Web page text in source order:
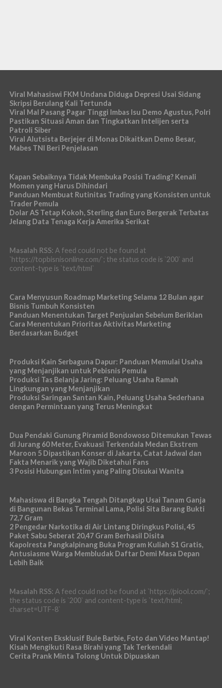
Viral Mahasiswi FKM Undana Diduga Depresi Usai Sidang
Skripsi Berulang Kali Tertunda
Viral Mal Pasang Pagar Tinggi Imbas Isu Demo Agustus, Polri
Pastikan Situasi Aman dan Tingkatkan Intelijen serta
Patroli Siber
Viral Alutsista Berjejer di Monas Dikaitkan Demo Besar,
Mabes TNI Beri Penjelasan
Kapan Sebaiknya Tidak Membuka Posisi Trading? Kenali
Momen yang Harus Dihindari
Panduan Membuat Rutinitas Trading yang Konsisten untuk
Trader Pemula
Dolar AS Tetap Kokoh, Sterling dan Euro Bergerak Terbatas
Jelang Data Tenaga Kerja Amerika Serikat
Masalah RSS: A feed could not be found at
`https://topbisnisonline.com/`; the status code is `200` and
content-type is `text/html`
Cara Menyusun Roadmap Marketing Selama 12 Bulan agar
Bisnis Tumbuh Konsisten
Panduan Menentukan Target Penjualan Sebelum Beriklan
Cara Menentukan Prioritas Aktivitas Marketing
Berdasarkan Budget
Produksi Kain Serbaguna Dapur: Panduan Memulai Usaha
yang Menjanjikan untuk Pebisnis Pemula
Produksi Tas Belanja Jaring: Peluang Usaha Ramah
Lingkungan yang Menjanjikan
Produksi Saringan Santan Kain, Peluang Usaha Sederhana
dengan Permintaan yang Terus Meningkat
Dua Pendaki Gunung Piramid Bondowoso Ditemukan Tewas
di Jurang 60 Meter, Evakuasi Terkendala Medan Ekstrem
Maroon 5 Dipastikan Konser di Jakarta, Catat Jadwal dan
Fakta Menarik yang Wajib Diketahui Fans
3 Posisi Hubungan Intim yang Paling Disukai Wanita
Mahasiswa di Bangka Tengah Ditangkap Usai Tanam Ganja
di Bangunan Bekas Terminal Lama, Polisi Sita Barang Bukti
72,7 Gram
2 Pengedar Narkotika di Air Lintang Diringkus Polisi, 45
Paket Sabu Seberat 20,47 Gram Berhasil Disita
Kapolresta Pangkalpinang Buka Program Kuliah S1 Gratis,
Antusiasme Warga Membludak Daftar Demi Masa Depan
Lebih Baik
Masalah RSS: A feed could not be found at `https://piool.com/`;
the status code is `200` and content-type is `text/html;
charset=UTF-8`
Viral Konten Eksklusif Bule Barbie, Foto dan Video Mantap!
Kisah Mengikuti Rasa Birahi yang Tak Terkendali
Cerita Prank Minta Tolong Untuk Dipuaskan